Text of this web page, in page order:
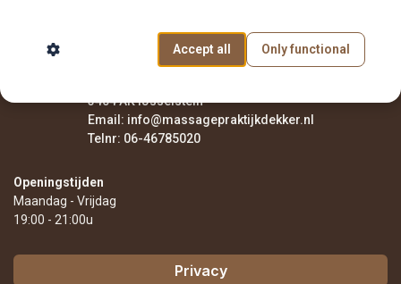
Massagepraktijk Dekker
3404 AK IJsselstein
Email: info@massagepraktijkdekker.nl
Telnr: 06-46785020
Openingstijden
Maandag - Vrijdag
19:00 - 21:00u
Privacy
Only functional
Accept all